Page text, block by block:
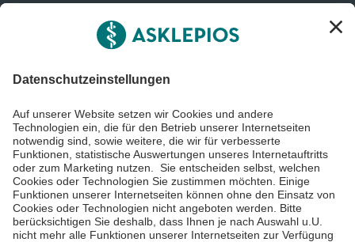
Informiert bleiben
Impressum
Datenschutzinformationen